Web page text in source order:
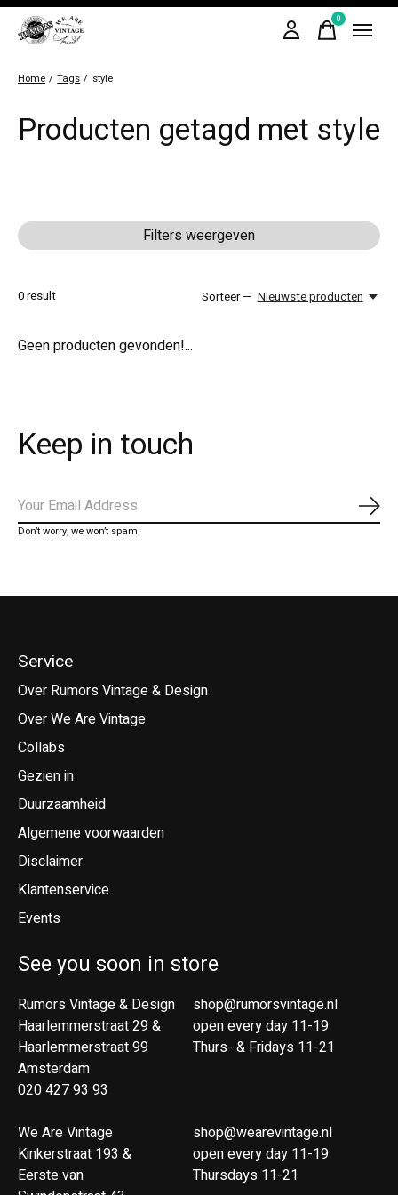
0items
Home / Tags / style
Producten getagd met style
Filters weergeven
0result Sorteer — Nieuwste producten
Geen producten gevonden!...
Keep in touch
Don’t worry, we won’t spam
Service
Over Rumors Vintage & Design
Over We Are Vintage
Collabs
Gezien in
Duurzaamheid
Algemene voorwaarden
Disclaimer
Klantenservice
Events
See you soon in store
Rumors Vintage & Design
Haarlemmerstraat 29 &
Haarlemmerstraat 99
Amsterdam
020 427 93 93
We Are Vintage
Kinkerstraat 193 &
Eerste van
shop@rumorsvintage.nl
open every day 11-19
Thurs- & Fridays 11-21
shop@wearevintage.nl
open every day 11-19
Thursdays 11-21